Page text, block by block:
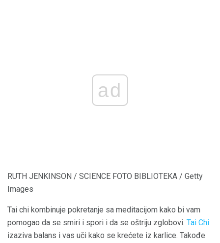
ad
RUTH JENKINSON / SCIENCE FOTO BIBLIOTEKA / Getty
Images
Tai chi kombinuje pokretanje sa meditacijom kako bi vam
pomogao da se smiri i spori i da se oštriju zglobovi. Tai Chi
izaziva balans i vas uči kako se krećete iz karlice. Takođe